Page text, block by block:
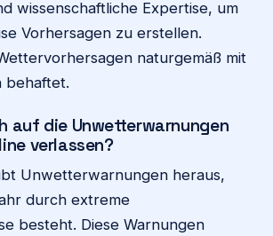
wissenschaftliche Expertise, um
Vorhersagen zu erstellen.
naturgemäß mit
behaftet.
auf die Unwetterwarnungen
verlassen?
Unwetterwarnungen heraus,
durch extreme
besteht. Diese Warnungen